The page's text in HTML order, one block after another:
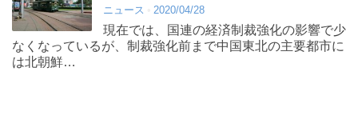
ニュース 2020/04/28
現在では、国連の経済制裁強化の影響で少
なくなっているが、制裁強化前まで中国東北の主要都市に
は北朝鮮…